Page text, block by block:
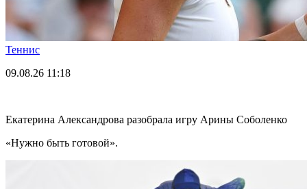
Теннис
09.08.26 11:18
Екатерина Александрова разобрала игру Арины Соболенко
«Нужно быть готовой».